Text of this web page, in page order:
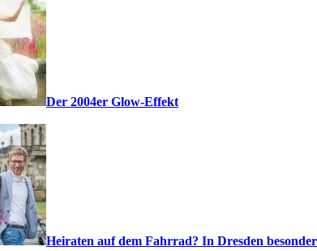
Der 2004er Glow-Effekt
Heiraten auf dem Fahrrad? In Dresden